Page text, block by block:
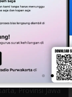
Provinsi Jawa